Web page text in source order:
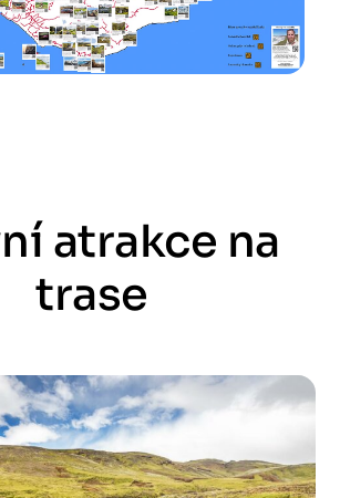
atrakce na
trase